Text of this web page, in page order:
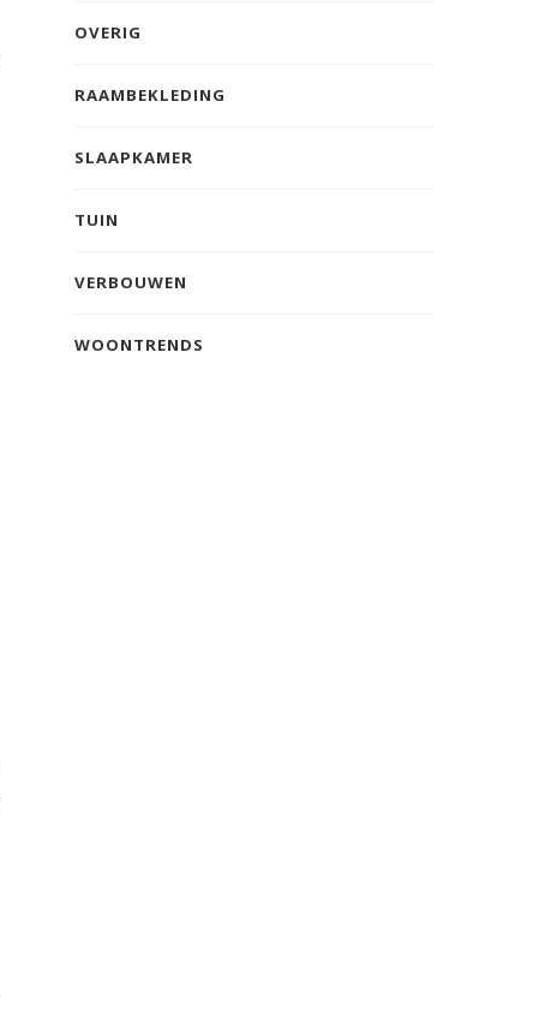
OVERIG
RAAMBEKLEDING
SLAAPKAMER
TUIN
VERBOUWEN
WOONTRENDS